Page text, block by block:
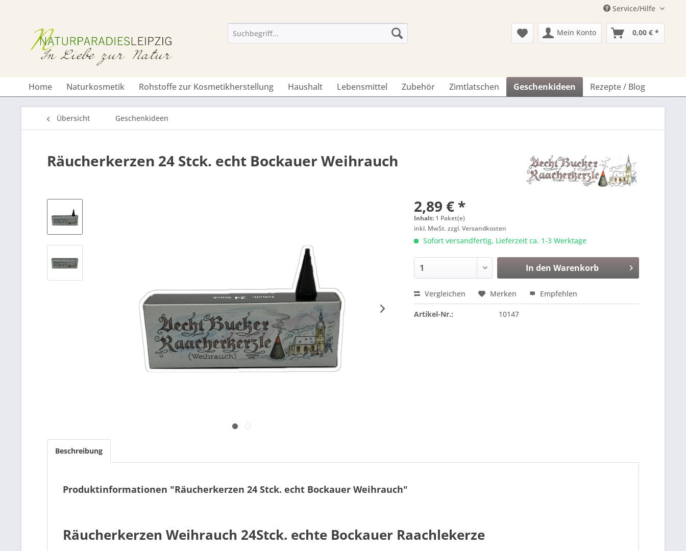
Service/Hilfe
Mein Konto 0,00 € *
Home Naturkosmetik Rohstoffe zur Kosmetikherstellung Haushalt Lebensmittel Zubehör Zimtlatschen Geschenkideen Rezepte / Blog
Übersicht Geschenkideen
Räucherkerzen 24 Stck. echt Bockauer Weihrauch
2,89 € *
Inhalt: 1 Paket(e)
inkl. MwSt.zzgl. Versandkosten
Sofort versandfertig, Lieferzeit ca. 1-3 Werktage
In den Warenkorb
Vergleichen Merken Empfehlen
Artikel-Nr.: 10147
Beschreibung
Produktinformationen "Räucherkerzen 24 Stck. echt Bockauer Weihrauch"
Räucherkerzen Weihrauch 24Stck. echte Bockauer Raachlekerze